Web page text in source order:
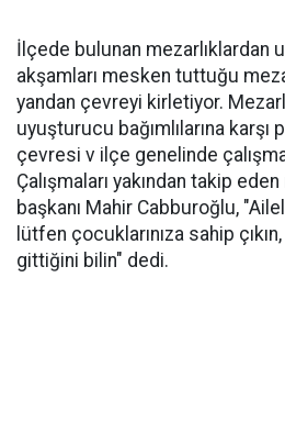
İlçede bulunan mezarlıklardan
akşamları mesken tuttuğu
yandan çevreyi kirletiyor.
uyuşturucu bağımlılarına
çevresi v ilçe genelinde
Çalışmaları yakından takip
başkanı Mahir Cabburoğlu,
lütfen çocuklarınıza sahip
gittiğini bilin" dedi.